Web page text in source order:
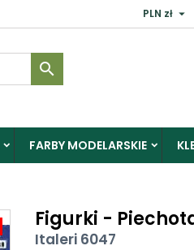
PLN zł 

FARBY MODELARSKIE
Figurki -
Italeri 6047